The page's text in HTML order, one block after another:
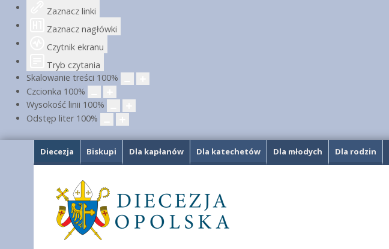
Zaznacz linki
Zaznacz nagłówki
Czytnik ekranu
Tryb czytania
Skalowanie treści 100%
Czcionka 100%
Wysokość linii 100%
Odstęp liter 100%
Diecezja Biskupi Dla kapłanów Dla katechetów Dla młodych Dla rodzin